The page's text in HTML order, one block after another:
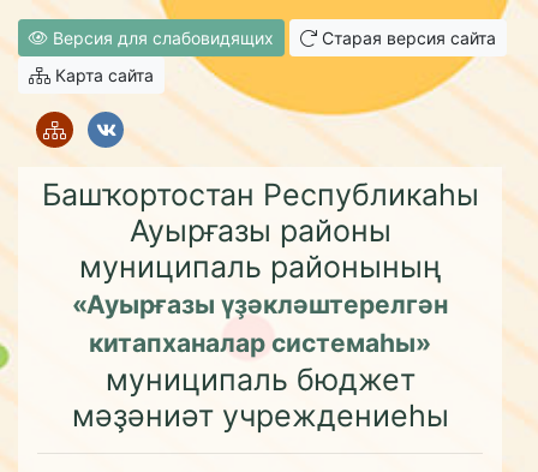
Версия для слабовидящих
Старая версия сайта
Карта сайта
Башҡортостан Республикаһы
Ауырғазы районы
муниципаль районының
«Ауырғазы үҙәкләштерелгән
китапханалар системаһы»
муниципаль бюджет
мәҙәниәт учреждениеһы